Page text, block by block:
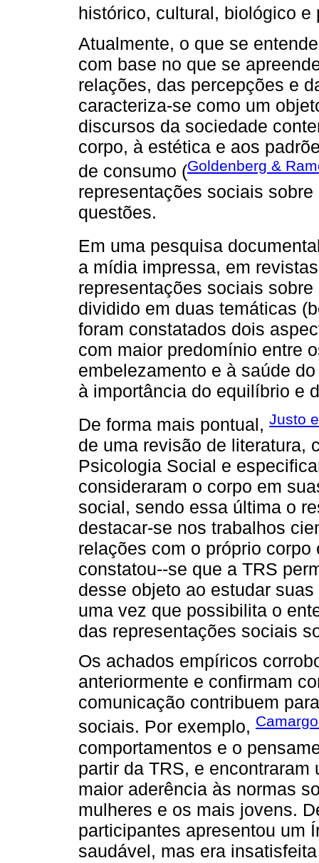
histórico, cultural, biológico e
Atualmente, o que se
com base no que se
relações, das percepções e
caracteriza-se como um
discursos da sociedade
corpo, à estética e aos
de consumo (Goldenberg &
representações sociais
questões.
Em uma pesquisa
a mídia impressa, em
representações sociais
dividido em duas temáticas
foram constatados dois
com maior predomínio entre
embelezamento e à saúde
à importância do equilíbrio e
De forma mais pontual, Justo
de uma revisão de literatura,
Psicologia Social e
consideraram o corpo em
social, sendo essa última o
destacar-se nos trabalhos
relações com o próprio
constatou--se que a TRS
desse objeto ao estudar
uma vez que possibilita o
das representações sociais
Os achados empíricos
anteriormente e confirmam
comunicação contribuem
sociais. Por exemplo,
comportamentos e o
partir da TRS, e
maior aderência às normas
mulheres e os mais jovens.
participantes apresentou um
saudável, mas era